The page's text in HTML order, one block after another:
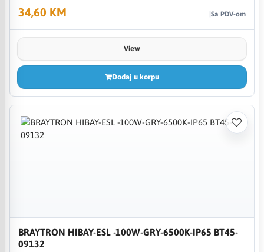
34,60 KM Sa PDV-om
View
Dodaj u korpu
BRAYTRON HIBAY-ESL -100W-GRY-6500K-IP65 BT45-
09132